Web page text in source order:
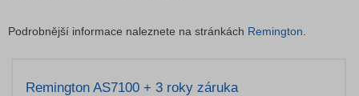
Podrobnější informace naleznete na stránkách Remington
Remington AS7100 + 3 roky záruka